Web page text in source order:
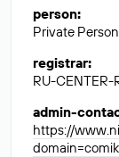
person:
Private Person
registrar:
RU-CENTER-
admin-
https://